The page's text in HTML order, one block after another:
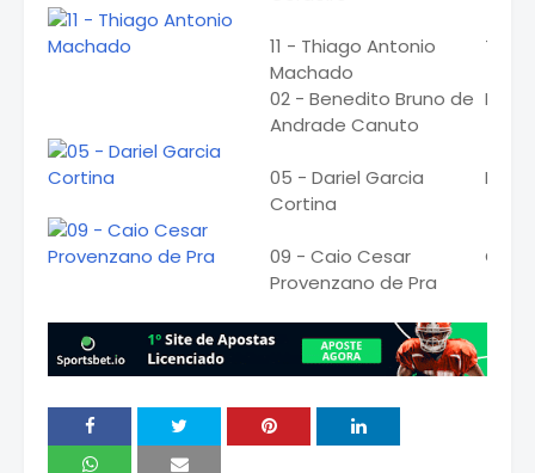
11 - Thiago Antonio
Machado
02 - Benedito Bruno de
Andrade Canuto
Bruno
05 - Dariel Garcia
Cortina
Dariel
09 - Caio Cesar
Provenzano de Pra
Caio